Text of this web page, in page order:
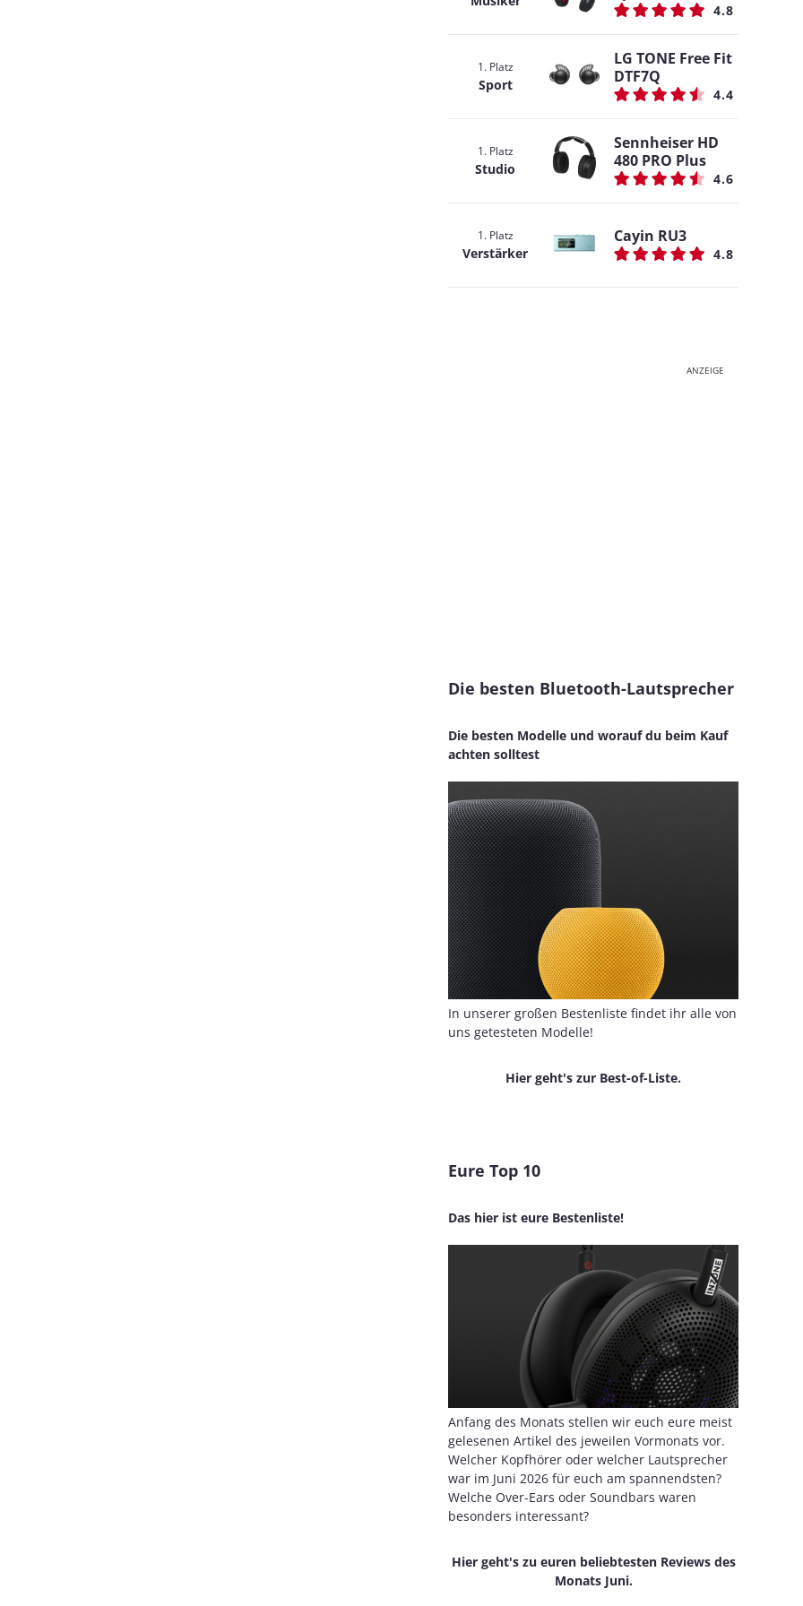
4.8
1. Platz
Sport
LG TONE Free Fit
DTF7Q
4.4
1. Platz
Studio
Sennheiser HD
480 PRO Plus
4.6
1. Platz
Verstärker
Cayin RU3
4.8
ANZEIGE
Die besten Bluetooth-Lautsprecher
Die besten Modelle und worauf du beim Kauf
achten solltest
In unserer großen Bestenliste findet ihr alle von
uns getesteten Modelle!
Hier geht's zur Best-of-Liste.
Eure Top 10
Das hier ist eure Bestenliste!
Anfang des Monats stellen wir euch eure meist
gelesenen Artikel des jeweilen Vormonats vor.
Welcher Kopfhörer oder welcher Lautsprecher
war im Juni 2026 für euch am spannendsten?
Welche Over-Ears oder Soundbars waren
besonders interessant?
Hier geht's zu euren beliebtesten Reviews des
Monats Juni.